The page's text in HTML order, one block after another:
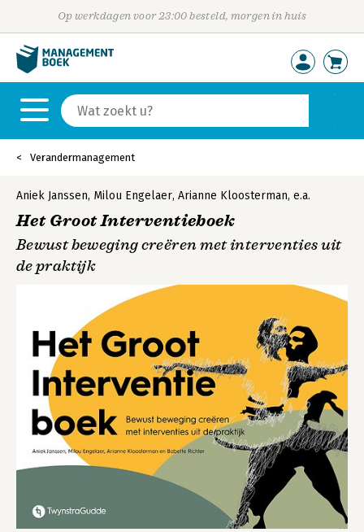
Op werkdagen voor 23:00 besteld, morgen in huis
Verandermanagement
Aniek Janssen, Milou Engelaer, Arianne Kloosterman, e.a.
Het Groot Interventieboek
Bewust beweging creëren met interventies uit
de praktijk